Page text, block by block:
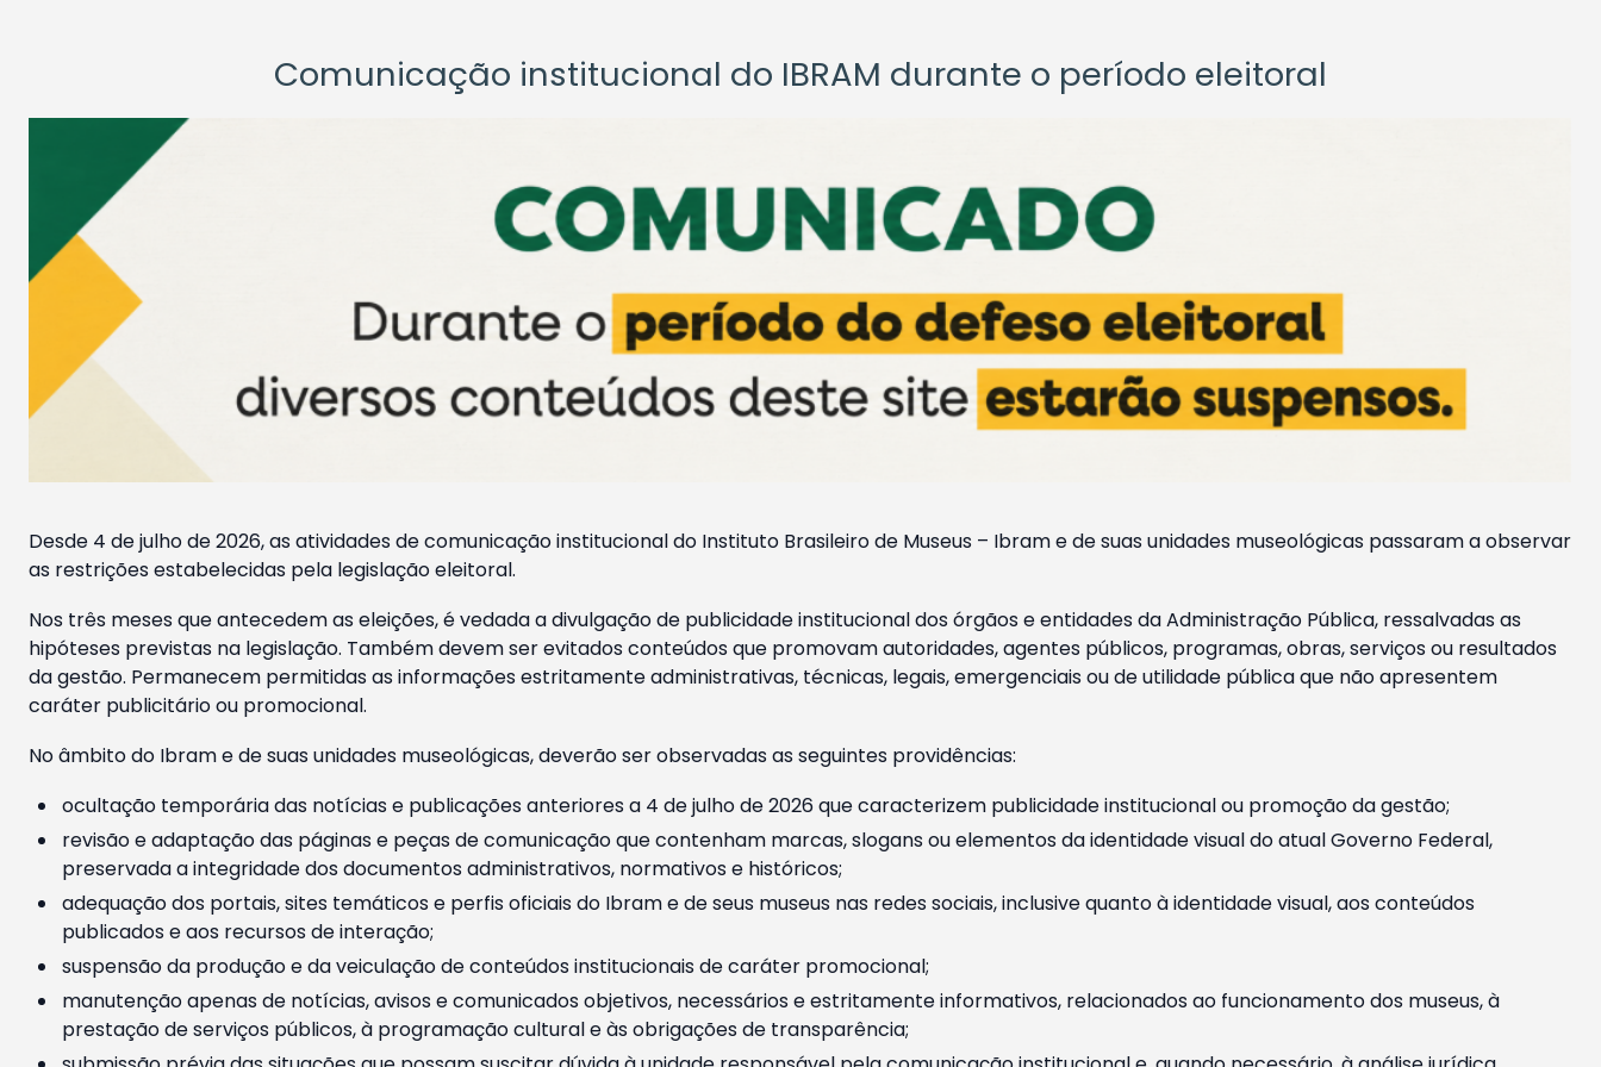
Comunicação institucional do IBRAM durante o período eleitoral
Desde 4 de julho de 2026, as atividades de comunicação institucional do Instituto Brasileiro de Museus – Ibram e de suas unidades museológicas passaram a observar
as restrições estabelecidas pela legislação eleitoral.
Nos três meses que antecedem as eleições, é vedada a divulgação de publicidade institucional dos órgãos e entidades da Administração Pública, ressalvadas as
hipóteses previstas na legislação. Também devem ser evitados conteúdos que promovam autoridades, agentes públicos, programas, obras, serviços ou resultados
da gestão. Permanecem permitidas as informações estritamente administrativas, técnicas, legais, emergenciais ou de utilidade pública que não apresentem
caráter publicitário ou promocional.
No âmbito do Ibram e de suas unidades museológicas, deverão ser observadas as seguintes providências:
ocultação temporária das notícias e publicações anteriores a 4 de julho de 2026 que caracterizem publicidade institucional ou promoção da gestão;
revisão e adaptação das páginas e peças de comunicação que contenham marcas, slogans ou elementos da identidade visual do atual Governo Federal,
preservada a integridade dos documentos administrativos, normativos e históricos;
adequação dos portais, sites temáticos e perfis oficiais do Ibram e de seus museus nas redes sociais, inclusive quanto à identidade visual, aos conteúdos
publicados e aos recursos de interação;
suspensão da produção e da veiculação de conteúdos institucionais de caráter promocional;
manutenção apenas de notícias, avisos e comunicados objetivos, necessários e estritamente informativos, relacionados ao funcionamento dos museus, à
prestação de serviços públicos, à programação cultural e às obrigações de transparência;